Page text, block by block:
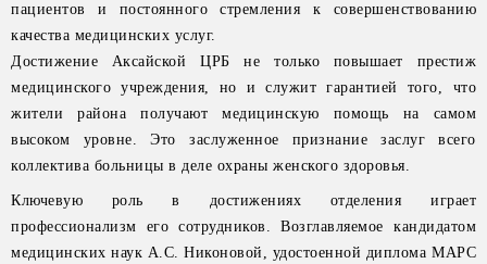
пациентов и постоянного стремления к совершенствованию
качества медицинских услуг.
Достижение Аксайской ЦРБ не только повышает престиж
медицинского учреждения, но и служит гарантией того, что
жители района получают медицинскую помощь на самом
высоком уровне. Это заслуженное признание заслуг всего
коллектива больницы в деле охраны женского здоровья.
Ключевую роль в достижениях отделения играет
профессионализм его сотрудников. Возглавляемое кандидатом
медицинских наук А.С. Никоновой, удостоенной диплома МАРС